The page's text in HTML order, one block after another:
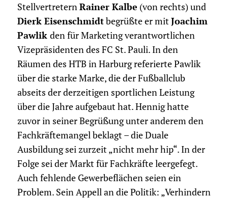
StellvertreternRainer Kalbe (von rechts) und
Dierk Eisenschmidtbegrüßte er mitJoachim
Pawlik den für Marketing verantwortlichen
Vizepräsidenten des FC St. Pauli. In den
Räumen des HTB in Harburg referierte Pawlik
über die starke Marke, die der Fußballclub
abseits der derzeitigen sportlichen Leistung
über die Jahre aufgebaut hat. Hennig hatte
zuvor in seiner Begrüßung unter anderem den
Fachkräftemangel beklagt – die Duale
Ausbildung sei zurzeit „nicht mehr hip“. In der
Folge sei der Markt für Fachkräfte leergefegt.
Auch fehlende Gewerbeflächen seien ein
Problem. Sein Appell an die Politik: „Verhindern